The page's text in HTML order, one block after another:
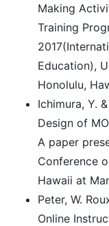
Making
Training
Education),
Honolulu,
Ichimura, Y.
Design of
A paper
Conference
Hawaii at
Peter, W.
Online